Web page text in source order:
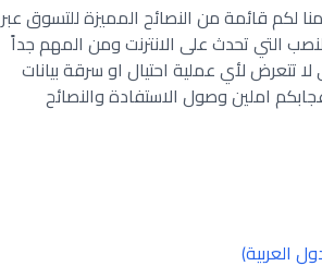
لكم قائمة من النصائح المميزة للتسوق عبر
التي تحدث على الانترنت ومن المهم جداً
لا تتعرض لأي عملية احتيال او سرقة بيانات
املين وصول الاستفادة والنصائح
العربية)